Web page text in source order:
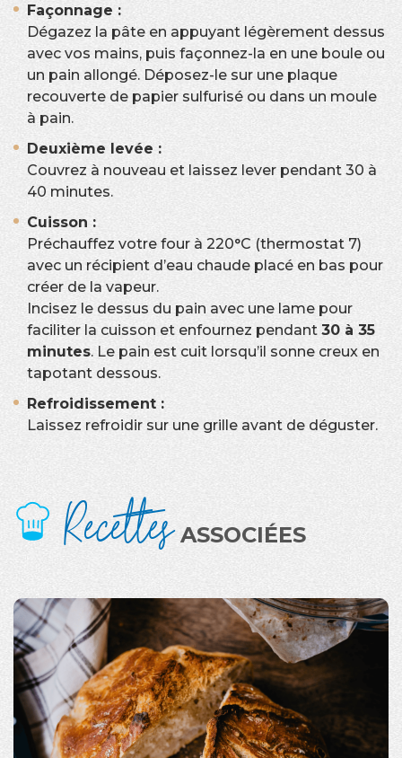
Façonnage :
Dégazez la pâte en appuyant légèrement dessus
avec vos mains, puis façonnez-la en une boule ou
un pain allongé. Déposez-le sur une plaque
recouverte de papier sulfurisé ou dans un moule
à pain.
Deuxième levée :
Couvrez à nouveau et laissez lever pendant 30 à
40 minutes.
Cuisson :
Préchauffez votre four à 220°C (thermostat 7)
avec un récipient d’eau chaude placé en bas pour
créer de la vapeur.
Incisez le dessus du pain avec une lame pour
faciliter la cuisson et enfournez pendant 30 à 35
minutes. Le pain est cuit lorsqu’il sonne creux en
tapotant dessous.
Refroidissement :
Laissez refroidir sur une grille avant de déguster.
RecettesASSOCIÉES